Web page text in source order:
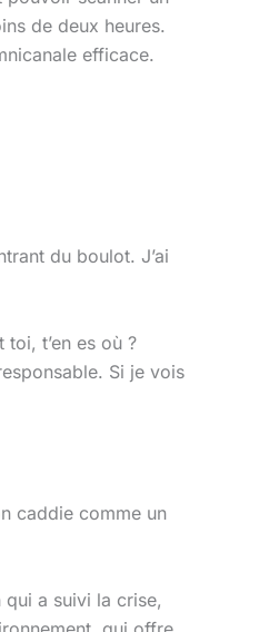
de deux heures.
efficace.
du boulot. J’ai
t’en es où ?
Si je vois
caddie comme un
a suivi la crise,